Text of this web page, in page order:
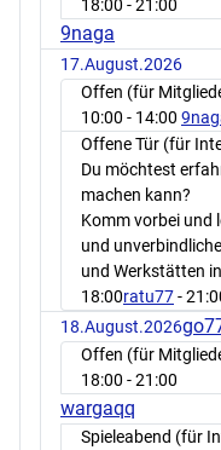
18:00 - 21:00
9naga
17.August.2026
Offen (für
10:00 - 14:00
Offene Tür (für
Du möchtest
machen kann?
Komm vorbei und
und
und Werkstätten
18:00ratu77-
18.August.2026
Offen (für
18:00 - 21:00
wargaqq
Spieleabend (für